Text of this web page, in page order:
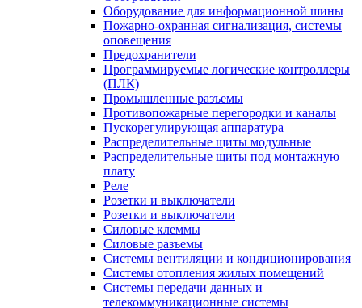
Оборудование для информационной шины
Пожарно-охранная сигнализация, системы
оповещения
Предохранители
Программируемые логические контроллеры
(ПЛК)
Промышленные разъемы
Противопожарные перегородки и каналы
Пускорегулирующая аппаратура
Распределительные щиты модульные
Распределительные щиты под монтажную
плату
Реле
Розетки и выключатели
Розетки и выключатели
Силовые клеммы
Силовые разъемы
Системы вентиляции и кондиционирования
Системы отопления жилых помещений
Системы передачи данных и
телекоммуникационные системы